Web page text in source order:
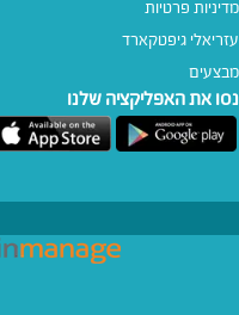
מדיניות פרטיות
עזריאלי גיפטקארד
מבצעים
נסו את האפליקציה שלנו